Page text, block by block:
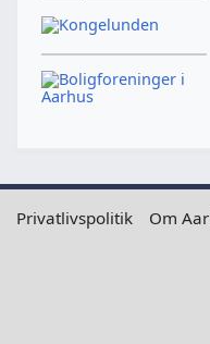
Privatlivspolitik Om